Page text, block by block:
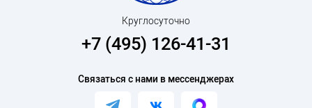
Круглосуточно
+7 (495) 126-41-31
Связаться с нами в мессенджерах